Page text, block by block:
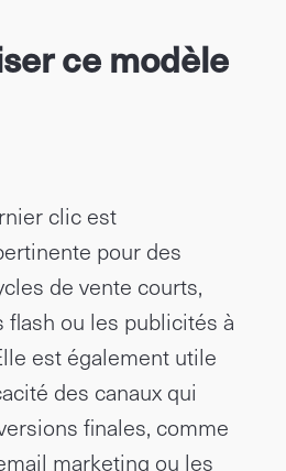
ce modèle
clic est
pour des
de vente courts,
ou les publicités à
est également utile
des canaux qui
finales, comme
marketing ou les